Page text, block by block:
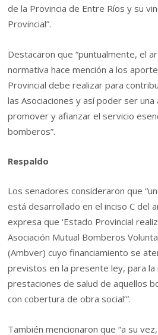
de la Provincia de Entre Ríos y su
Provincial”.
Destacaron que “puntualmente, el
normativa hace mención a los
Provincial debe realizar para
las Asociaciones y así poder ser
promover y afianzar el servicio
bomberos”.
Respaldo
Los senadores consideraron que
está desarrollado en el inciso C del
expresa que ‘Estado Provincial
Asociación Mutual Bomberos
(Ambver) cuyo financiamiento se
previstos en la presente ley, para la
prestaciones de salud de aquellos
con cobertura de obra social’”.
También mencionaron que “a su